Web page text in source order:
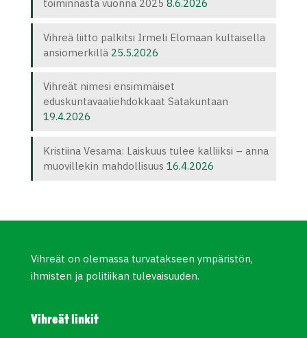
toiminnasta vuonna 2025 8.6.2026
Vihreä liitto palkitsi Irmeli Elomaan kultaisella
ansiomerkillä 25.5.2026
Vihreät nimesi ensimmäiset
eduskuntavaaliehdokkaat Satakuntaan
19.4.2026
Kristiina Vesama: Laiskuus tulee kalliiksi – anna
muovillekin mahdollisuus 16.4.2026
Vihreät on olemassa turvatakseen ympäristön,
ihmisten ja politiikan tulevaisuuden.
Vihreät linkit